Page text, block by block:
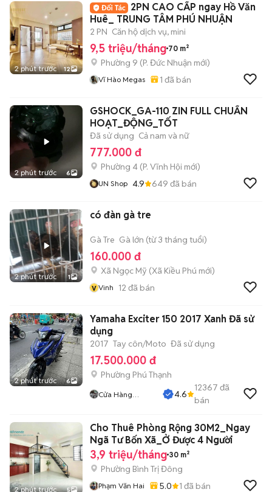
2 phút trước 12
2PN CAO CẤP ngay Hồ Văn
Huê_ TRUNG TÂM PHÚ NHUẬN
2 PN Căn hộ dịch vụ, mini
9,5 triệu/tháng 70 m²
Phường 9 (P. Đức Nhuận mới)
Vĩ Hào Megas 1 đã bán
2 phút trước 6
GSHOCK_GA-110 ZIN FULL CHUẨN
HOẠT_ĐỘNG_TỐT
Đã sử dụng Cả nam và nữ
777.000 đ
Phường 4 (P. Vĩnh Hội mới)
UN Shop 4.9 649 đã bán
2 phút trước 1
có đàn gà tre
Gà Tre Gà lớn (từ 3 tháng tuổi)
160.000 đ
Xã Ngọc Mỹ (Xã Kiều Phú mới)
v Vinh 12 đã bán
2 phút trước 6
Yamaha Exciter 150 2017 Xanh Đã sử
dụng
2017 Tay côn/Moto Đã sử dụng
17.500.000 đ
Phường Phú Thạnh
Cửa Hàng
4.6
12367 đã
bán
2 phút trước 5
Cho Thuê Phòng Rộng 30M2_Ngay
Ngã Tư Bốn Xã_Ở Được 4 Người
3,9 triệu/tháng 30 m²
Phường Bình Trị Đông
Phạm Văn Hai 5.0 1 đã bán